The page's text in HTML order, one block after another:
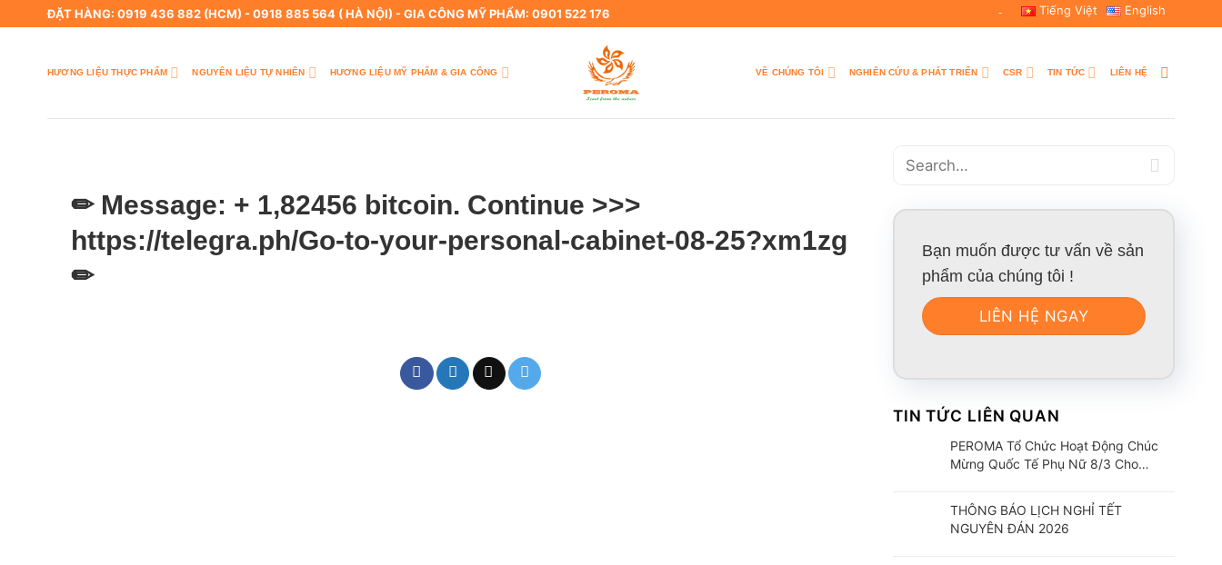
ĐẶT HÀNG: 0919 436 882 (HCM) - 0918 885 564 ( HÀ NỘI) - GIA CÔNG MỸ PHẨM: 0901 522 176 - Tiếng Việt English
HƯƠNG LIỆU THỰC PHẨM NGUYÊN LIỆU TỰ NHIÊN HƯƠNG LIỆU MỸ PHẨM & GIA CÔNG VỀ CHÚNG TÔI NGHIÊN CỨU & PHÁT TRIỂN CSR TIN TỨC LIÊN HỆ
✏ Message: + 1,82456 bitcoin. Continue >>>
https://telegra.ph/Go-to-your-personal-cabinet-08-25?xm1zg
✏
Bạn muốn được tư vấn về sản
phẩm của chúng tôi !
LIÊN HỆ NGAY
TIN TỨC LIÊN QUAN
PEROMA Tổ Chức Hoạt Động Chúc
Mừng Quốc Tế Phụ Nữ 8/3 Cho
THÔNG BÁO LỊCH NGHỈ TẾT
NGUYÊN ĐÁN 2026